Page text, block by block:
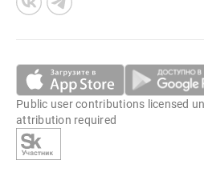
Public user contributions licensed
attribution required